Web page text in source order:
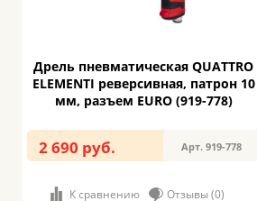
Дрель пневматическая QUATTRO
ELEMENTI реверсивная, патрон 10
мм, разъем EURO (919-778)
2 690 руб. Арт. 919-778
К сравнению Отзывы (0)